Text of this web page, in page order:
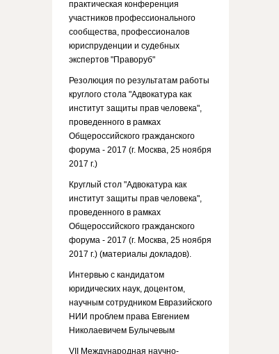
практическая конференция
участников профессионального
сообщества, профессионалов
юриспруденции и судебных
экспертов "Праворуб"
Резолюция по результатам работы
круглого стола "Адвокатура как
институт защиты прав человека",
проведенного в рамках
Общероссийского гражданского
форума - 2017 (г. Москва, 25 ноября
2017 г.)
Круглый стол "Адвокатура как
институт защиты прав человека",
проведенного в рамках
Общероссийского гражданского
форума - 2017 (г. Москва, 25 ноября
2017 г.) (материалы докладов).
Интервью с кандидатом
юридических наук, доцентом,
научным сотрудником Евразийского
НИИ проблем права Евгением
Николаевичем Булычевым
VII Международная научно-